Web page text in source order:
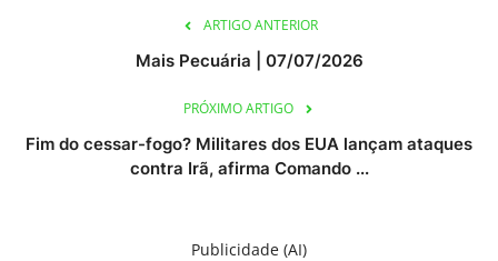
ARTIGO ANTERIOR
Mais Pecuária | 07/07/2026
PRÓXIMO ARTIGO
Fim do cessar-fogo? Militares dos EUA lançam ataques
contra Irã, afirma Comando ...
Publicidade (AI)